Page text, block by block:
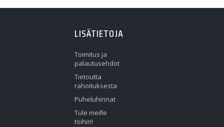
LISÄTIETOJA
Toimitus ja
palautusehdot
Tietoutta
rahoituksesta
Puheluhinnat
Tule meille
töihin!